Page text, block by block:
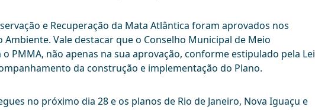
e Recuperação da Mata Atlântica foram aprovados nos
Vale destacar que o Conselho Municipal de Meio
PMMA, não apenas na sua aprovação, conforme estipulado pela Lei
da construção e implementação do Plano.
no próximo dia 28 e os planos de Rio de Janeiro, Nova Iguaçu e